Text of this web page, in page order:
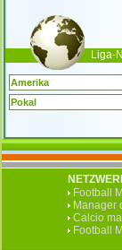
Liga-
Amerika
Pokal
Football
Manager
Calcio
Football